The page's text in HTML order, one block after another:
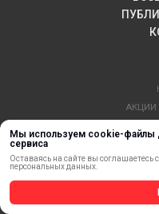
Мы используем cookie-файлы
сервиса
Оставаясь на сайте вы соглашаетесь с
персональных данных.
СТЕРЖНИ